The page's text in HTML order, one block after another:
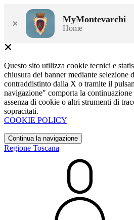
× MyMontevarchi
Home
Questo sito utilizza cookie tecnici e
chiusura del banner mediante selezione
contraddistinto dalla X o tramite il
navigazione" comporta la
assenza di cookie o altri strumenti di
sopracitati.
COOKIE POLICY
Continua la navigazione
Regione Toscana